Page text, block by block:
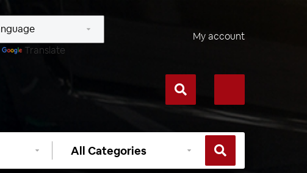
Translate
My account
Select
category